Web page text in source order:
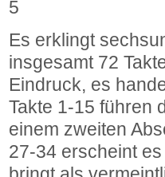
Es erklingt
insgesamt 72
Eindruck, es
Takte 1-15 führen
einem zweiten
27-34 erscheint